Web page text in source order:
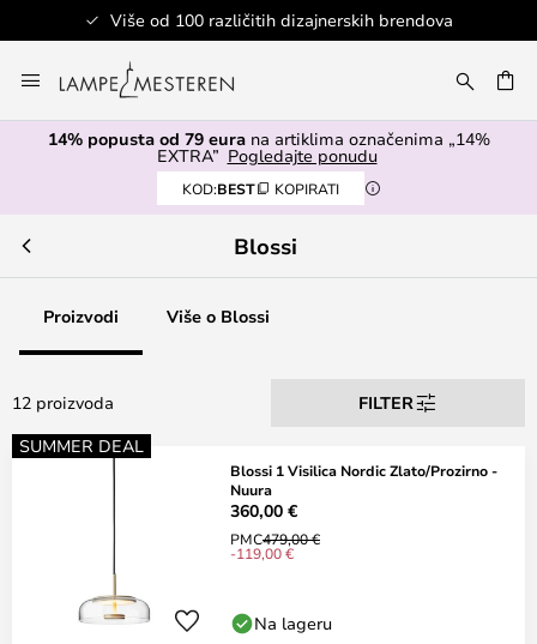
Više od 100 različitih dizajnerskih brendova
to
Content
14% popusta od 79 eurana artiklima označenima „14%
EXTRA” Pogledajte ponudu
KOD:BEST KOPIRATI
Blossi
Proizvodi Više o Blossi
12 proizvoda
FILTER
SUMMER DEAL
Blossi 1 Visilica Nordic Zlato/Prozirno -
Nuura
360,00 €
PMC479,00 €
-119,00 €
Na lageru